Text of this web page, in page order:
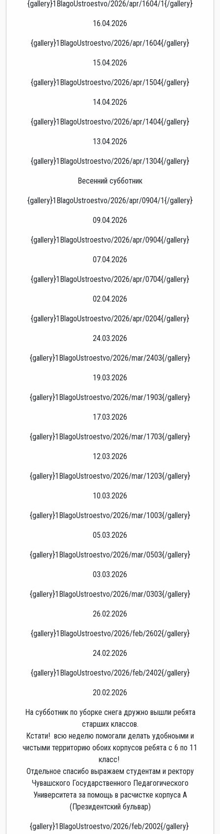
{gallery}1BlagoUstroestvo/2026/apr/1604/1{/gallery}
16.04.2026
{gallery}1BlagoUstroestvo/2026/apr/1604{/gallery}
15.04.2026
{gallery}1BlagoUstroestvo/2026/apr/1504{/gallery}
14.04.2026
{gallery}1BlagoUstroestvo/2026/apr/1404{/gallery}
13.04.2026
{gallery}1BlagoUstroestvo/2026/apr/1304{/gallery}
Весенний субботник
{gallery}1BlagoUstroestvo/2026/apr/0904/1{/gallery}
09.04.2026
{gallery}1BlagoUstroestvo/2026/apr/0904{/gallery}
07.04.2026
{gallery}1BlagoUstroestvo/2026/apr/0704{/gallery}
02.04.2026
{gallery}1BlagoUstroestvo/2026/apr/0204{/gallery}
24.03.2026
{gallery}1BlagoUstroestvo/2026/mar/2403{/gallery}
19.03.2026
{gallery}1BlagoUstroestvo/2026/mar/1903{/gallery}
17.03.2026
{gallery}1BlagoUstroestvo/2026/mar/1703{/gallery}
12.03.2026
{gallery}1BlagoUstroestvo/2026/mar/1203{/gallery}
10.03.2026
{gallery}1BlagoUstroestvo/2026/mar/1003{/gallery}
05.03.2026
{gallery}1BlagoUstroestvo/2026/mar/0503{/gallery}
03.03.2026
{gallery}1BlagoUstroestvo/2026/mar/0303{/gallery}
26.02.2026
{gallery}1BlagoUstroestvo/2026/feb/2602{/gallery}
24.02.2026
{gallery}1BlagoUstroestvo/2026/feb/2402{/gallery}
20.02.2026
На субботник по уборке снега дружно вышли ребята
старших классов.
Кстати! всю неделю помогали делать удобноыми и
чистыми территорию обоих корпусов ребята с 6 по 11
класс!
Отдельное спасибо выражаем студентам и ректору
Чувашского Государственного Педагогического
Университета за помощь в расчистке корпуса А
(Президентский бульвар)
{gallery}1BlagoUstroestvo/2026/feb/2002{/gallery}